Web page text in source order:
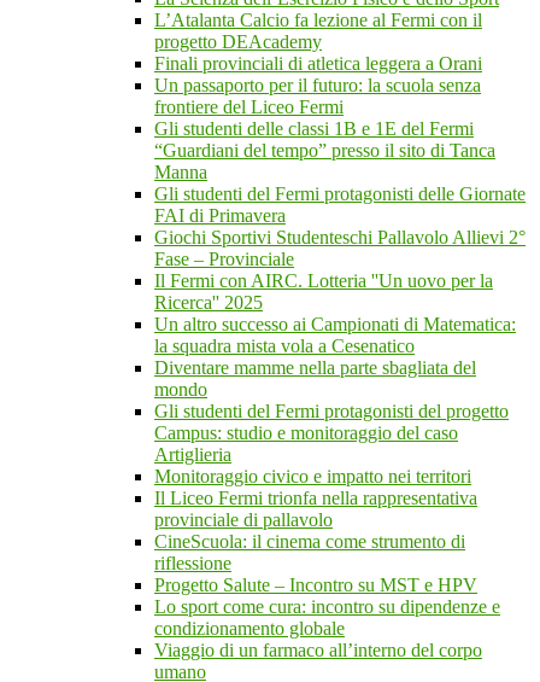
L’Atalanta Calcio fa lezione al Fermi con il
progetto DEAcademy
Finali provinciali di atletica leggera a Orani
Un passaporto per il futuro: la scuola senza
frontiere del Liceo Fermi
Gli studenti delle classi 1B e 1E del Fermi
“Guardiani del tempo” presso il sito di Tanca
Manna
Gli studenti del Fermi protagonisti delle Giornate
FAI di Primavera
Giochi Sportivi Studenteschi Pallavolo Allievi 2°
Fase – Provinciale
Il Fermi con AIRC. Lotteria ''Un uovo per la
Ricerca'' 2025
Un altro successo ai Campionati di Matematica:
la squadra mista vola a Cesenatico
Diventare mamme nella parte sbagliata del
mondo
Gli studenti del Fermi protagonisti del progetto
Campus: studio e monitoraggio del caso
Artiglieria
Monitoraggio civico e impatto nei territori
Il Liceo Fermi trionfa nella rappresentativa
provinciale di pallavolo
CineScuola: il cinema come strumento di
riflessione
Progetto Salute – Incontro su MST e HPV
Lo sport come cura: incontro su dipendenze e
condizionamento globale
Viaggio di un farmaco all’interno del corpo
umano